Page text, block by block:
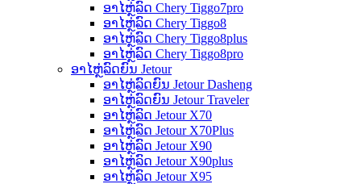
ອາໄຫຼ່ລົດ Chery Tiggo7pro
ອາໄຫຼ່ລົດ Chery Tiggo8
ອາໄຫຼ່ລົດ Chery Tiggo8plus
ອາໄຫຼ່ລົດ Chery Tiggo8pro
ອາໄຫຼ່ລົດຍົນ Jetour
ອາໄຫຼ່ລົດຍົນ Jetour Dasheng
ອາໄຫຼ່ລົດຍົນ Jetour Traveler
ອາໄຫຼ່ລົດ Jetour X70
ອາໄຫຼ່ລົດ Jetour X70Plus
ອາໄຫຼ່ລົດ Jetour X90
ອາໄຫຼ່ລົດ Jetour X90plus
ອາໄຫຼ່ລົດ Jetour X95